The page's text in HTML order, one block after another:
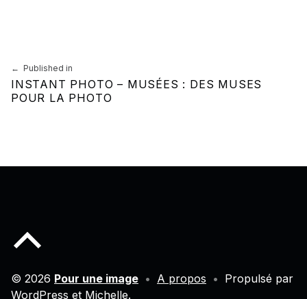
Navigation de l’article
Published in
INSTANT PHOTO – MUSÉES : DES MUSES
POUR LA PHOTO
© 2026 Pour une image • A propos • Propulsé par
WordPress et Michelle.